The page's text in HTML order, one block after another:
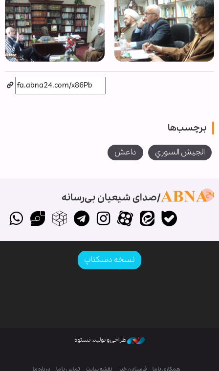
برچسب‌ها
الجيش السوري داعش
صدای شیعیان بی‌رسانه
نسخه دسکتاپ
طراحی و تولید: نستوه
همکاری با ما فرستادن خبر نقشه سایت تماس با ما درباره ما